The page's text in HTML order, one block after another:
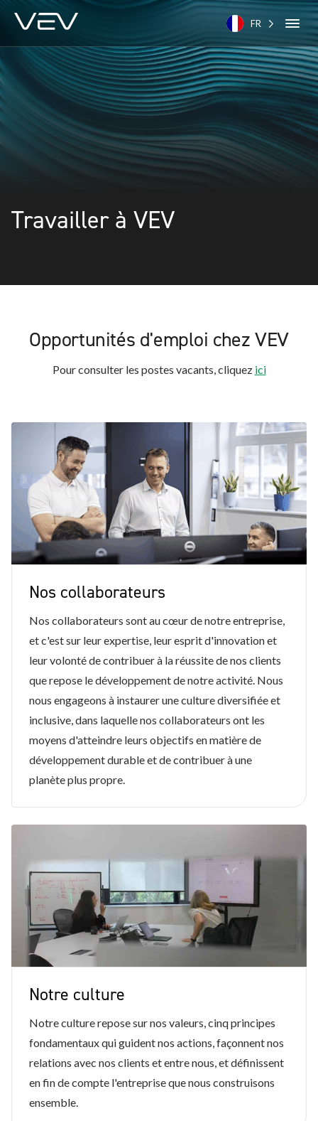
FR
Travailler à VEV
Opportunités d'emploi chez VEV
Pour consulter les postes vacants, cliquez ici
Nos collaborateurs
Nos collaborateurs sont au cœur de notre entreprise,
et c'est sur leur expertise, leur esprit d'innovation et
leur volonté de contribuer à la réussite de nos clients
que repose le développement de notre activité. Nous
nous engageons à instaurer une culture diversifiée et
inclusive, dans laquelle nos collaborateurs ont les
moyens d'atteindre leurs objectifs en matière de
développement durable et de contribuer à une
planète plus propre.
Notre culture
Notre culture repose sur nos valeurs, cinq principes
fondamentaux qui guident nos actions, façonnent nos
relations avec nos clients et entre nous, et définissent
en fin de compte l'entreprise que nous construisons
ensemble.